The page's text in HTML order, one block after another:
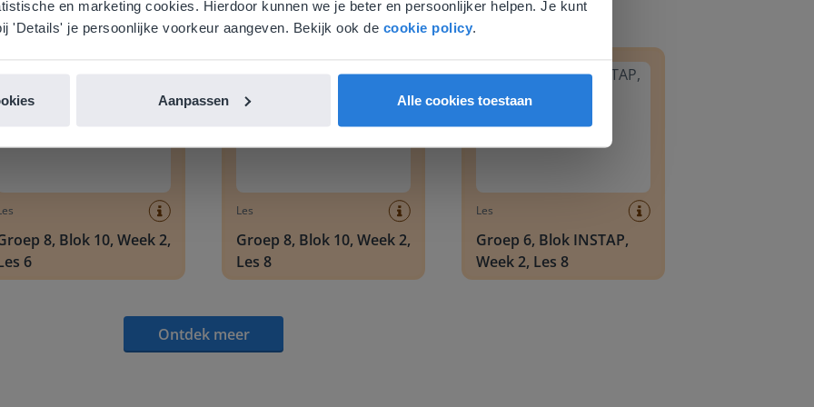
en marketing cookies. Hierdoor kunnen we je beter en persoonlijker helpen. Je kunt
'Details' je persoonlijke voorkeur aangeven. Bekijk ook de cookie policy.
Aanpassen Alle cookies toestaan
Ontdek meer!
8, Blok 10, Week 2, Les 6
8, Blok 10, Week 2,
6
Groep 8, Blok 10, Week 2, Les 8
Les
Groep 8, Blok 10, Week 2,
Les 8
Groep 6, Blok INSTAP, Week 2, Les 8
Les
Groep 6, Blok INSTAP,
Week 2, Les 8
Ontdek meer
Nederland